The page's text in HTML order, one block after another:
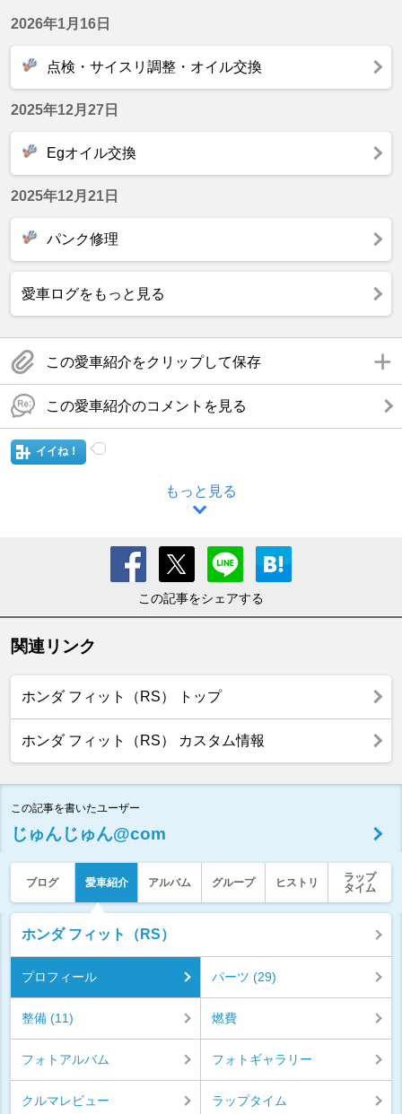
2026年1月16日
点検・サイスリ調整・オイル交換
2025年12月27日
Egオイル交換
2025年12月21日
パンク修理
愛車ログをもっと見る
この愛車紹介をクリップして保存
この愛車紹介のコメントを見る
イイね！
もっと見る
この記事をシェアする
関連リンク
ホンダ フィット（RS） トップ
ホンダ フィット（RS） カスタム情報
この記事を書いたユーザー
じゅんじゅん@com
ブログ 愛車紹介 アルバム グループ ヒストリ
ラップ
タイム
ホンダ フィット（RS）
プロフィール パーツ (29)
整備 (11) 燃費
フォトアルバム フォトギャラリー
クルマレビュー ラップタイム